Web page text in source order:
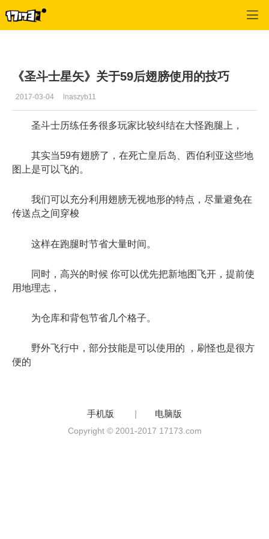
《圣斗士星矢》关于59后翅膀使用的技巧
2017-03-04 lnaszyb11
圣斗士历练任务很多玩家比较纠结在大怪跑腿上，
其实当59有翅膀了，在死亡皇后岛、西伯利亚这些地
图上是可以飞的。
我们可以充分利用翅膀无视地形的特点，尽量避免在
传送点之间穿梭
这样在跑腿时节省大量时间。
同时，高兴的时候 你可以优先把新地图飞开，提前使
用地理志，
为仓库和背包节省几个格子。
野外飞行中，部分技能是可以使用的 ，刷怪也是很方
便的
手机版 | 电脑版
Copyright © 2001-2017 17173.com